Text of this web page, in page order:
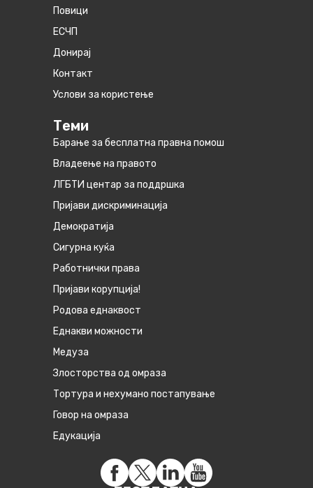
Повици
ЕСЧП
Донирај
Контакт
Услови за користење
Теми
Барање за бесплатна правна помош
Владеење на правото
ЛГБТИ центар за поддршка
Пријави дискриминација
Демократија
Сигурна куќа
Работнички права
Пријави корупција!
Родова еднаквост
Eднакви можности
Медуза
Злосторства од омраза
Тортура и нехумано постапување
Говор на омраза
Едукација